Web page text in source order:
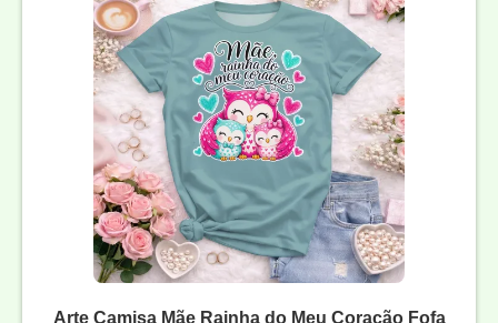
Arte Camisa Mãe Rainha do Meu Coração Fofa